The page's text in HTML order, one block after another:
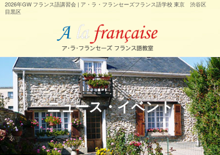
2026年GW フランス語講習会 | ア・ラ・フランセーズフランス語学校 東京 渋谷区
目黒区
ニュース・イベント